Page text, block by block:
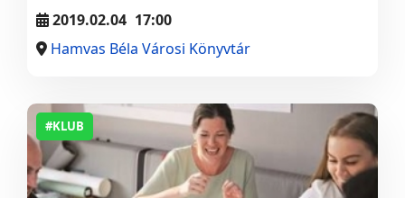
2019.02.04 17:00
Hamvas Béla Városi Könyvtár
#KLUB